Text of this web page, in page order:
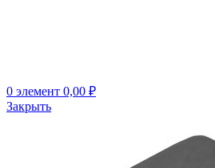
0 элемент 0,00 ₽
Закрыть